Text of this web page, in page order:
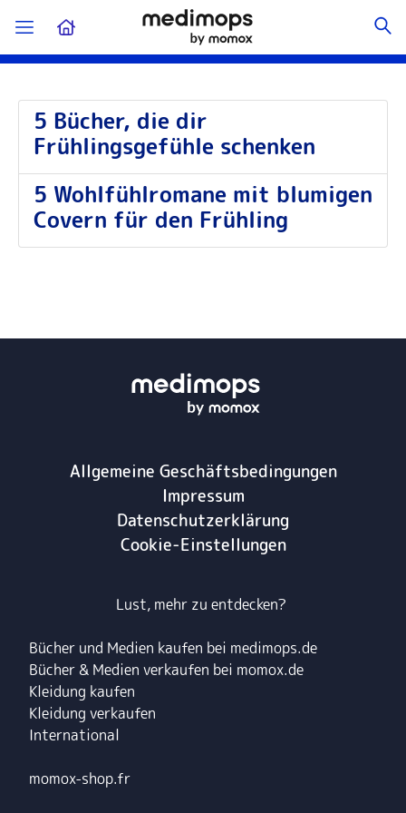
5 Bücher, die dir
Frühlingsgefühle schenken
5 Wohlfühlromane mit blumigen
Covern für den Frühling
Allgemeine Geschäftsbedingungen
Impressum
Datenschutzerklärung
Cookie-Einstellungen
Lust, mehr zu entdecken?
Bücher und Medien kaufen bei medimops.de
Bücher & Medien verkaufen bei momox.de
Kleidung kaufen
Kleidung verkaufen
International
momox-shop.fr